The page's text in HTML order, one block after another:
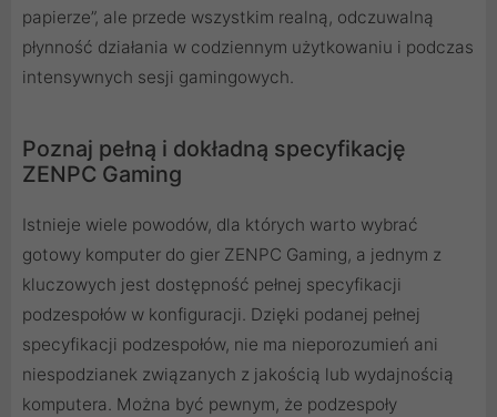
papierze”, ale przede wszystkim realną, odczuwalną
płynność działania w codziennym użytkowaniu i podczas
intensywnych sesji gamingowych.
Poznaj pełną i dokładną specyfikację
ZENPC Gaming
Istnieje wiele powodów, dla których warto wybrać
gotowy komputer do gier ZENPC Gaming, a jednym z
kluczowych jest dostępność pełnej specyfikacji
podzespołów w konfiguracji. Dzięki podanej pełnej
specyfikacji podzespołów, nie ma nieporozumień ani
niespodzianek związanych z jakością lub wydajnością
komputera. Można być pewnym, że podzespoły